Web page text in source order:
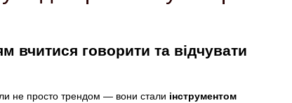
вчитися говорити та відчувати
не просто трендом — вони стали інструментом